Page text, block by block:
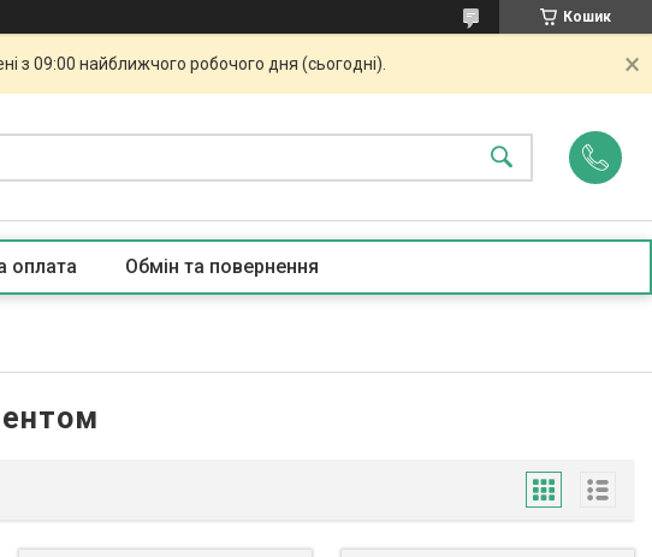
Кошик
з 09:00 найближчого робочого дня (сьогодні).
оплата Обмін та повернення